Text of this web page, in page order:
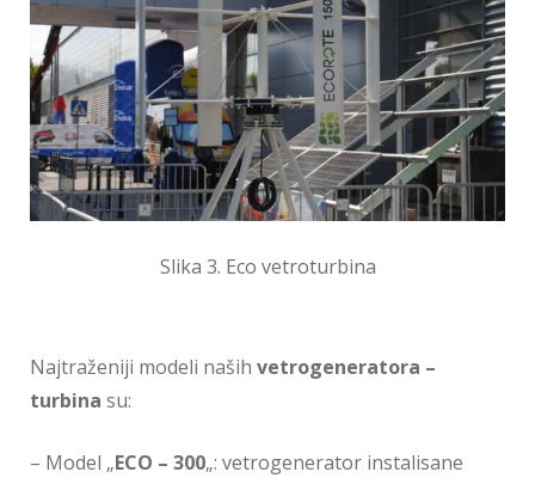
Slika 3. Eco vetroturbina
Najtraženiji modeli naših vetrogeneratora –
turbina su:
– Model „ECO – 300„: vetrogenerator instalisane